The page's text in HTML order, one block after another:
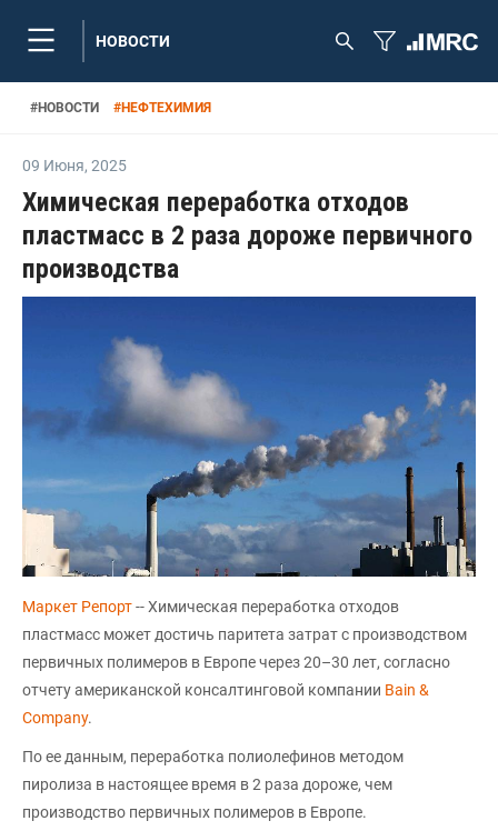
НОВОСТИ
#НОВОСТИ #НЕФТЕХИМИЯ
09 Июня, 2025
Химическая переработка отходов
пластмасс в 2 раза дороже первичного
производства
Маркет Репорт-- Химическая переработка отходов
пластмасс может достичь паритета затрат с производством
первичных полимеров в Европе через 20–30 лет, согласно
отчету американской консалтинговой компании Bain &
Company.
По ее данным, переработка полиолефинов методом
пиролиза в настоящее время в 2 раза дороже, чем
производство первичных полимеров в Европе.